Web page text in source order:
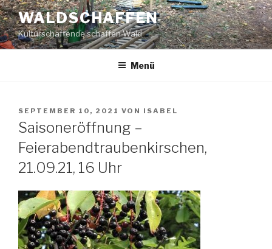
Zum
Inhalt
springen
WALDSCHAFFEN
Kulturschaffende schaffen Wald
Menü
VERÖFFENTLICHT
AM
SEPTEMBER 10, 2021 VON ISABEL
Saisoneröffnung –
Feierabendtraubenkirschen,
21.09.21, 16 Uhr